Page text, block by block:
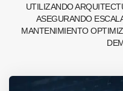
UTILIZANDO
ASEGURANDO
MANTENIMIENTO